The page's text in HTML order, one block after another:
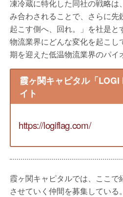
凍冷蔵に特化した同社の戦略は
み合わされることで、さらに先
起こす側へ、回れ。」を社是と
物流業界にどんな変化を起こし
期を迎えた低温物流業界のパイ
霞ヶ関キャピタル「
イト
https://logiflag.com/
霞ヶ関キャピタルでは、ここ
させていく仲間を募集してい